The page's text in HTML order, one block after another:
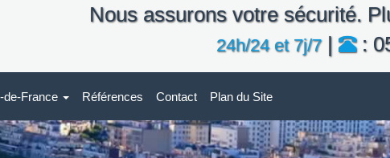
Nous assurons votre sécurité.
24h/24 et 7j/7| :
de-France Références Contact Plan du Site